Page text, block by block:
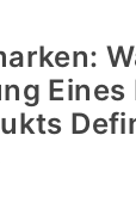
Eines